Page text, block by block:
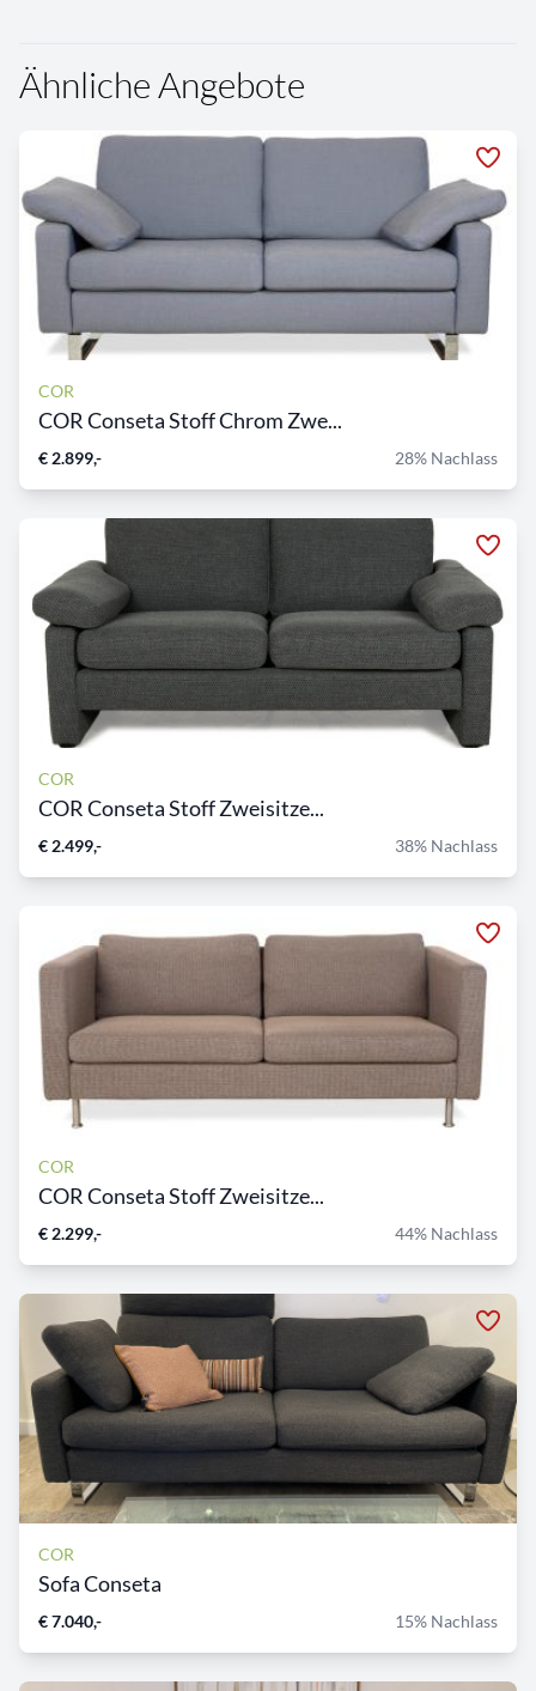
Ähnliche Angebote
COR
COR Conseta Stoff Chrom Zwe...
€ 2.899,- 28% Nachlass
COR
COR Conseta Stoff Zweisitze...
€ 2.499,- 38% Nachlass
COR
COR Conseta Stoff Zweisitze...
€ 2.299,- 44% Nachlass
COR
Sofa Conseta
€ 7.040,- 15% Nachlass